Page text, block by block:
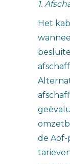
1.
Het
de Aof-